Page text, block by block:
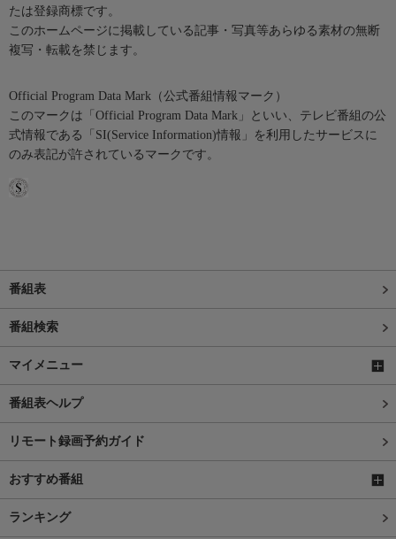
たは登録商標です。
このホームページに掲載している記事・写真等あらゆる素材の無断
複写・転載を禁じます。
Official Program Data Mark（公式番組情報マーク）
このマークは「Official Program Data Mark」といい、テレビ番組の公
式情報である「SI(Service Information)情報」を利用したサービスに
のみ表記が許されているマークです。
番組表
番組検索
マイメニュー
番組表ヘルプ
リモート録画予約ガイド
おすすめ番組
ランキング